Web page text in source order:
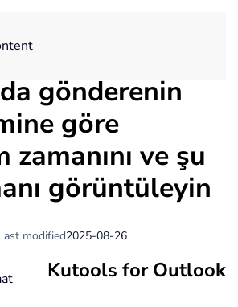
gönderenin
göre
ve şu
görüntüleyin
modified2025-08-26
Kutools for Outlook